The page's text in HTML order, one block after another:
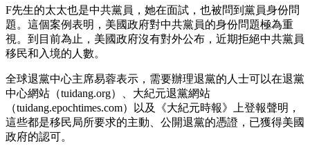
F先生的太太也是中共黨員，她在面試，也被問到黨員身份問
題。這個案例表明，美國政府對中共黨員的身份問題極為重
視。到目前為止，美國政府沒有對外公布，近期拒絕中共黨員
移民和入境的人數。
全球退黨中心主席易蓉表示，需要辦理退黨的人士可以在退黨
中心網站（tuidang.org）、大紀元退黨網站
（tuidang.epochtimes.com）以及《大紀元時報》上登報聲明，
這些都是移民局所要求的主動、公開退黨的憑證，已獲得美國
政府的認可。